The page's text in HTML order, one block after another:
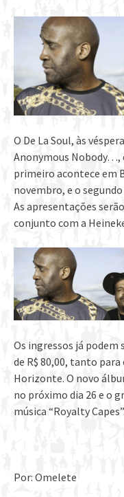
O De La Soul, às
Anonymous Nobody…,
primeiro acontece em
novembro, e o
As apresentações
conjunto com a
Os ingressos já
de R$ 80,00, tanto
Horizonte. O novo
no próximo dia 26 e o
música “Royalty Capes”.
Por: Omelete